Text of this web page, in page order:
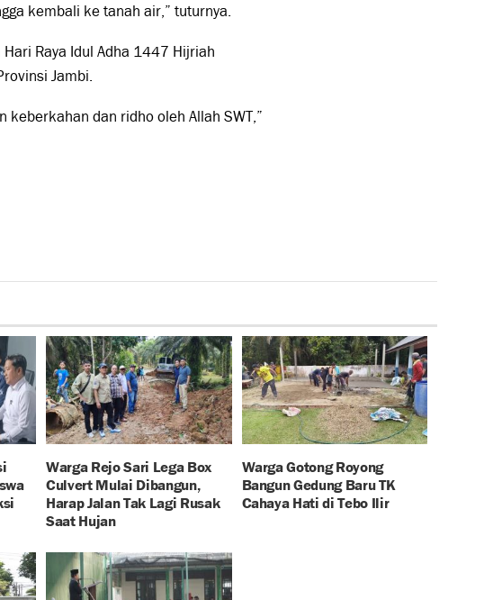
kembali ke tanah air,” tuturnya.
Raya Idul Adha 1447 Hijriah
Jambi.
dan ridho oleh Allah SWT,”
Warga Rejo Sari Lega Box
Culvert Mulai Dibangun,
Harap Jalan Tak Lagi Rusak
Saat Hujan
Warga Gotong Royong
Bangun Gedung Baru TK
Cahaya Hati di Tebo Ilir